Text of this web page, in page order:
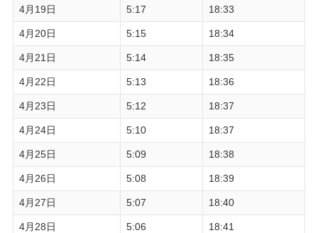
4月19日 5:17 18:33
4月20日 5:15 18:34
4月21日 5:14 18:35
4月22日 5:13 18:36
4月23日 5:12 18:37
4月24日 5:10 18:37
4月25日 5:09 18:38
4月26日 5:08 18:39
4月27日 5:07 18:40
4月28日 5:06 18:41